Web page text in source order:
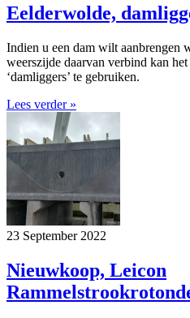
Eelderwolde,
Indien u een dam wilt aanbrengen
weerszijde daarvan verbind kan
‘damliggers’ te gebruiken.
Lees verder »
23 September 2022
Nieuwkoop, Leicon